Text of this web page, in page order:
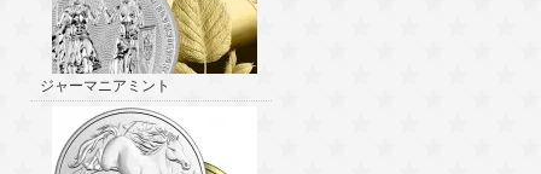
ジャーマニアミント